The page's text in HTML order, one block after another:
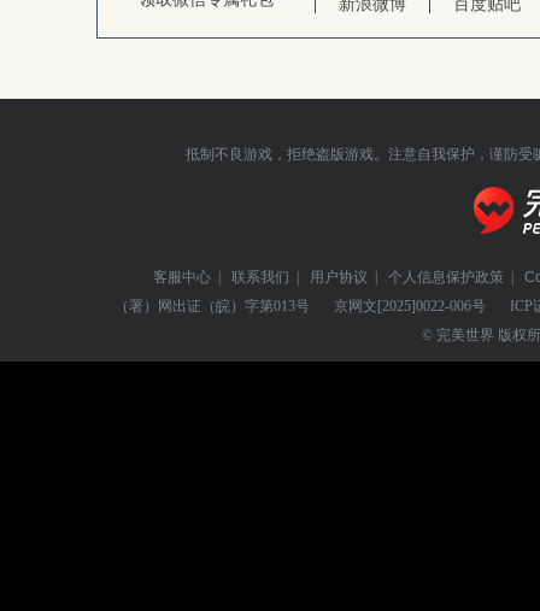
抵制不良游戏，拒绝盗版游戏。注意自我保护，谨防受
客服中心 联系我们 用户协议 个人信息保护政策
（署）网出证（皖）字第013号
京网文 [2025]0022-006号
ICP
© 完美世界 版权所